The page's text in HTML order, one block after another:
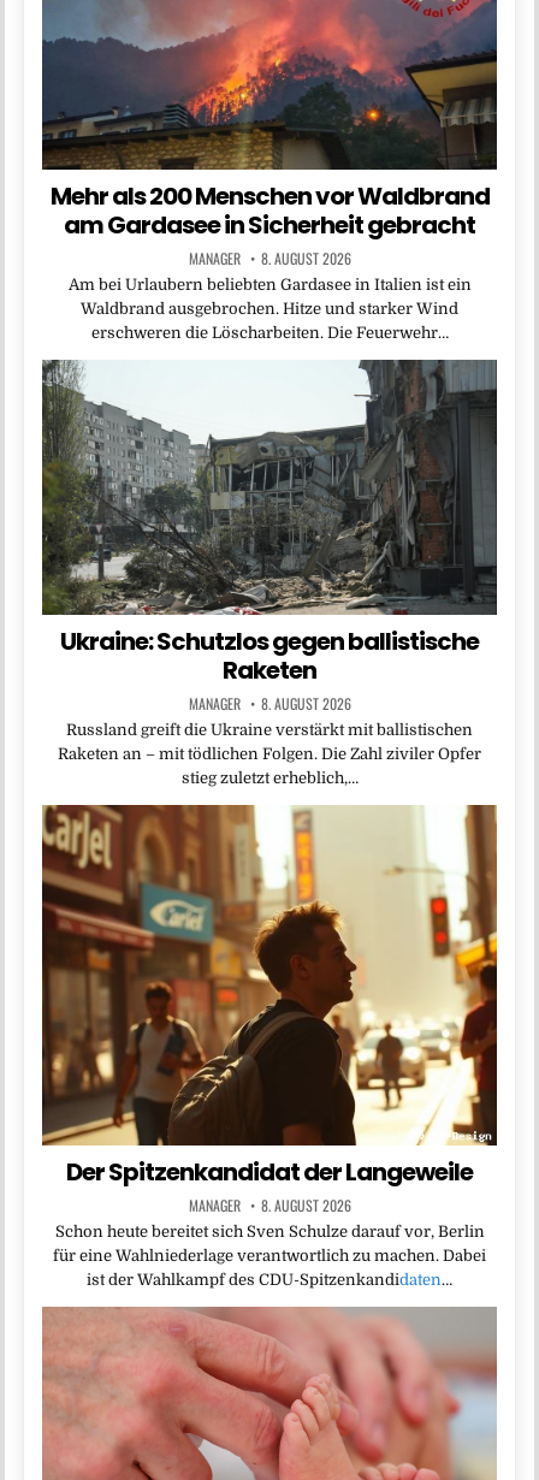
Mehr als 200 Menschen vor Waldbrand
am Gardasee in Sicherheit gebracht
MANAGER 8. AUGUST 2026
Am bei Urlaubern beliebten Gardasee in Italien ist ein
Waldbrand ausgebrochen. Hitze und starker Wind
erschweren die Löscharbeiten. Die Feuerwehr…
Ukraine: Schutzlos gegen ballistische
Raketen
MANAGER 8. AUGUST 2026
Russland greift die Ukraine verstärkt mit ballistischen
Raketen an – mit tödlichen Folgen. Die Zahl ziviler Opfer
stieg zuletzt erheblich,…
Der Spitzenkandidat der Langeweile
MANAGER 8. AUGUST 2026
Schon heute bereitet sich Sven Schulze darauf vor, Berlin
für eine Wahlniederlage verantwortlich zu machen. Dabei
ist der Wahlkampf des CDU-Spitzenkandidaten…